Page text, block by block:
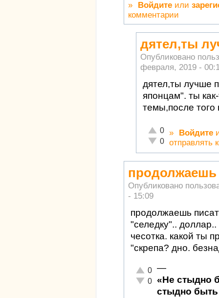
» Войдите или
комментарии
дятел,ты
Опубликовано
февраля, 2019 -
дятел,ты лучше
японцам". ты
темы,после того
Отлично!
0
Неадекватно!
0
» Войдите
отправлять
продолжаешь
Опубликовано
- 15:09
продолжаешь
"селедку".. доллар..
чесотка. какой ты
"скрепа? дно.
Отлично!
0
Неадекватно!
0
—
«Не стыдно
стыдно быть